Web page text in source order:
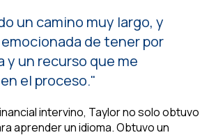
un camino muy largo, y
de tener por
y un recurso que me
el proceso."
intervino, Taylor no solo obtuvo
aprender un idioma. Obtuvo un